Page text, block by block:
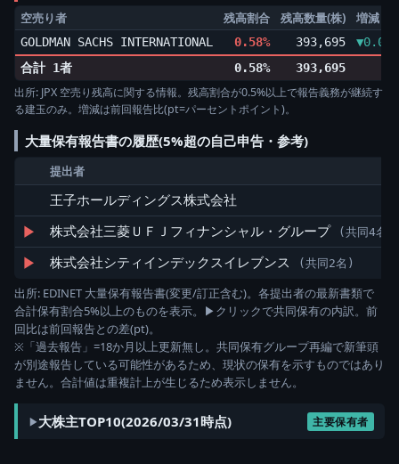
空売り者 残高割合 残高数量(株) 増減
GOLDMAN SACHS INTERNATIONAL 0.58% 393,695
合計 1者
0.58% 393,695
出所: JPX 空売り残高に関する情報。残高割合が0.5%以上で報告義務が継続す
る建玉のみ。増減は前回報告比(pt=パーセントポイント)。
大量保有報告書の履歴(5%超の自己申告・参考)
提出者
王子ホールディングス株式会社
▶ 株式会社三菱ＵＦＪフィナンシャル・グループ (共同4名)
▶ 株式会社シティインデックスイレブンス (共同2名)
出所: EDINET 大量保有報告書(変更/訂正含む)。各提出者の最新書類で
合計保有割合5%以上のものを表示。▶クリックで共同保有の内訳。前
回比は前回報告との差(pt)。
※「過去報告」=18か月以上更新無し。共同保有グループ再編で新筆頭
が別途報告している可能性があるため、現状の保有を示すものではあり
ません。合計値は重複計上が生じるため表示しません。
大株主TOP10(2026/03/31時点) 主要保有者